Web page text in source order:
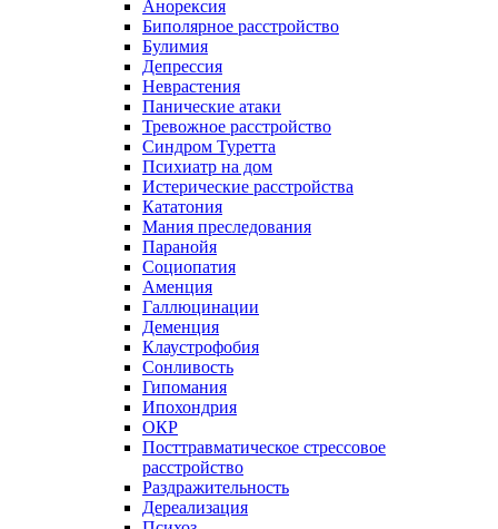
Анорексия
Биполярное расстройство
Булимия
Депрессия
Неврастения
Панические атаки
Тревожное расстройство
Синдром Туретта
Психиатр на дом
Истерические расстройства
Кататония
Мания преследования
Паранойя
Социопатия
Аменция
Галлюцинации
Деменция
Клаустрофобия
Сонливость
Гипомания
Ипохондрия
ОКР
Посттравматическое стрессовое
расстройство
Раздражительность
Дереализация